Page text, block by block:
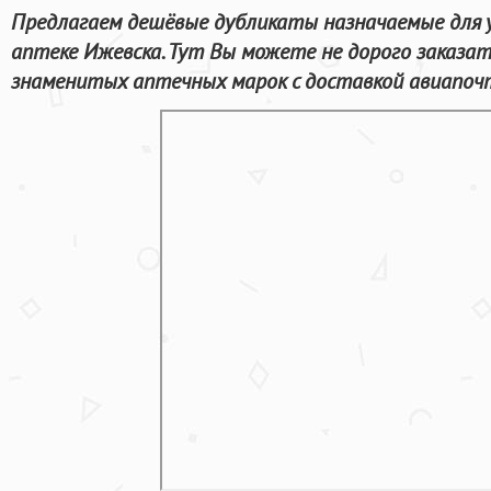
Предлагаем дешёвые дубликаты назначаемые для
аптеке Ижевска. Тут Вы можете не дорого
знаменитых аптечных марок с доставкой